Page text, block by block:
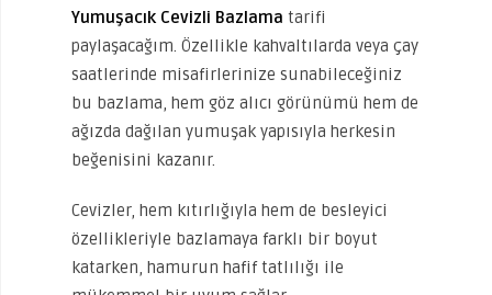
Yumuşacık Cevizli Bazlama tarifi
paylaşacağım. Özellikle kahvaltılarda veya çay
saatlerinde misafirlerinize sunabileceğiniz
bu bazlama, hem göz alıcı görünümü hem de
ağızda dağılan yumuşak yapısıyla herkesin
beğenisini kazanır.
Cevizler, hem kıtırlığıyla hem de besleyici
özellikleriyle bazlamaya farklı bir boyut
katarken, hamurun hafif tatlılığı ile